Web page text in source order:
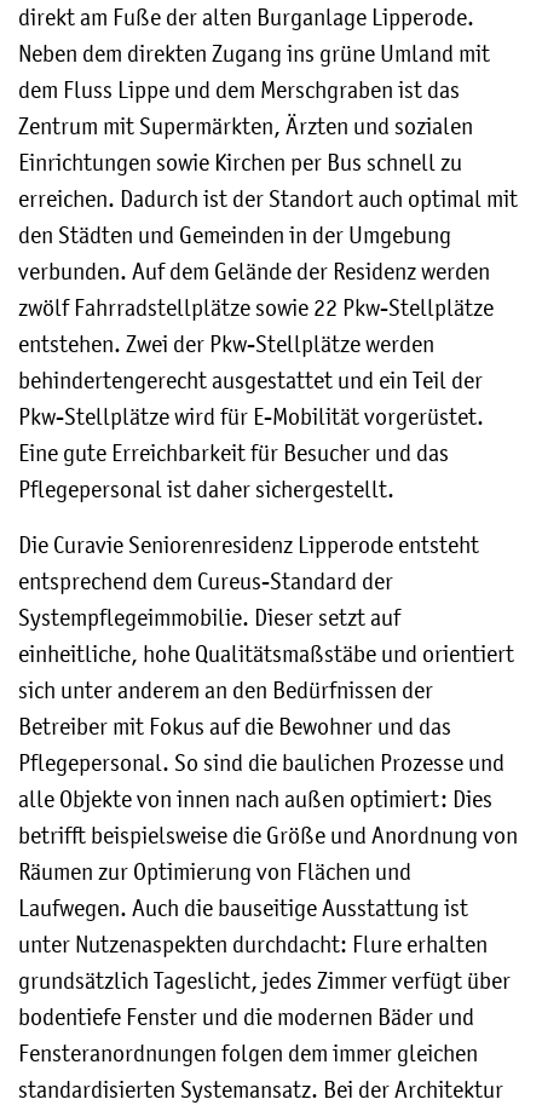
direkt am Fuße der alten Burganlage Lipperode.
Neben dem direkten Zugang ins grüne Umland mit
dem Fluss Lippe und dem Merschgraben ist das
Zentrum mit Supermärkten, Ärzten und sozialen
Einrichtungen sowie Kirchen per Bus schnell zu
erreichen. Dadurch ist der Standort auch optimal mit
den Städten und Gemeinden in der Umgebung
verbunden. Auf dem Gelände der Residenz werden
zwölf Fahrradstellplätze sowie 22 Pkw-Stellplätze
entstehen. Zwei der Pkw-Stellplätze werden
behindertengerecht ausgestattet und ein Teil der
Pkw-Stellplätze wird für E-Mobilität vorgerüstet.
Eine gute Erreichbarkeit für Besucher und das
Pflegepersonal ist daher sichergestellt.
Die Curavie Seniorenresidenz Lipperode entsteht
entsprechend dem Cureus-Standard der
Systempflegeimmobilie. Dieser setzt auf
einheitliche, hohe Qualitätsmaßstäbe und orientiert
sich unter anderem an den Bedürfnissen der
Betreiber mit Fokus auf die Bewohner und das
Pflegepersonal. So sind die baulichen Prozesse und
alle Objekte von innen nach außen optimiert: Dies
betrifft beispielsweise die Größe und Anordnung von
Räumen zur Optimierung von Flächen und
Laufwegen. Auch die bauseitige Ausstattung ist
unter Nutzenaspekten durchdacht: Flure erhalten
grundsätzlich Tageslicht, jedes Zimmer verfügt über
bodentiefe Fenster und die modernen Bäder und
Fensteranordnungen folgen dem immer gleichen
standardisierten Systemansatz. Bei der Architektur